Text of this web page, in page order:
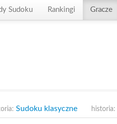
Sudoku Rankingi Gracze
Sudoku klasyczne historia: